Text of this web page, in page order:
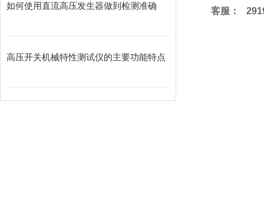
如何使用直流高压发生器做到检测准确
高压开关机械特性测试仪的主要功能特点
客服 ：